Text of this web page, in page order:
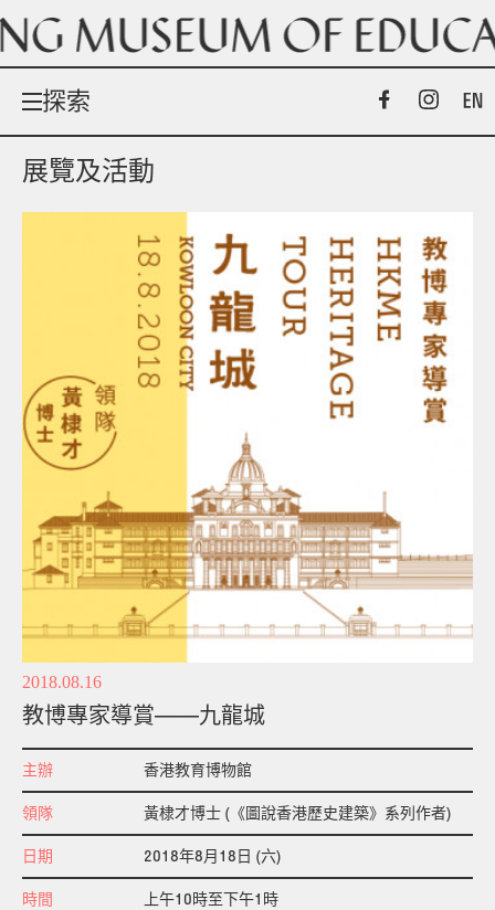
探索
網上展覽
館藏
關於我們
支持我們
媒體報道
展覽及活動
2018.08.16
教博專家導賞——九龍城
主辦 香港教育博物館
領隊 黃棣才博士 (《圖說香港歷史建築》系列作者)
日期 2018年8月18日 (六)
時間 上午10時至下午1時